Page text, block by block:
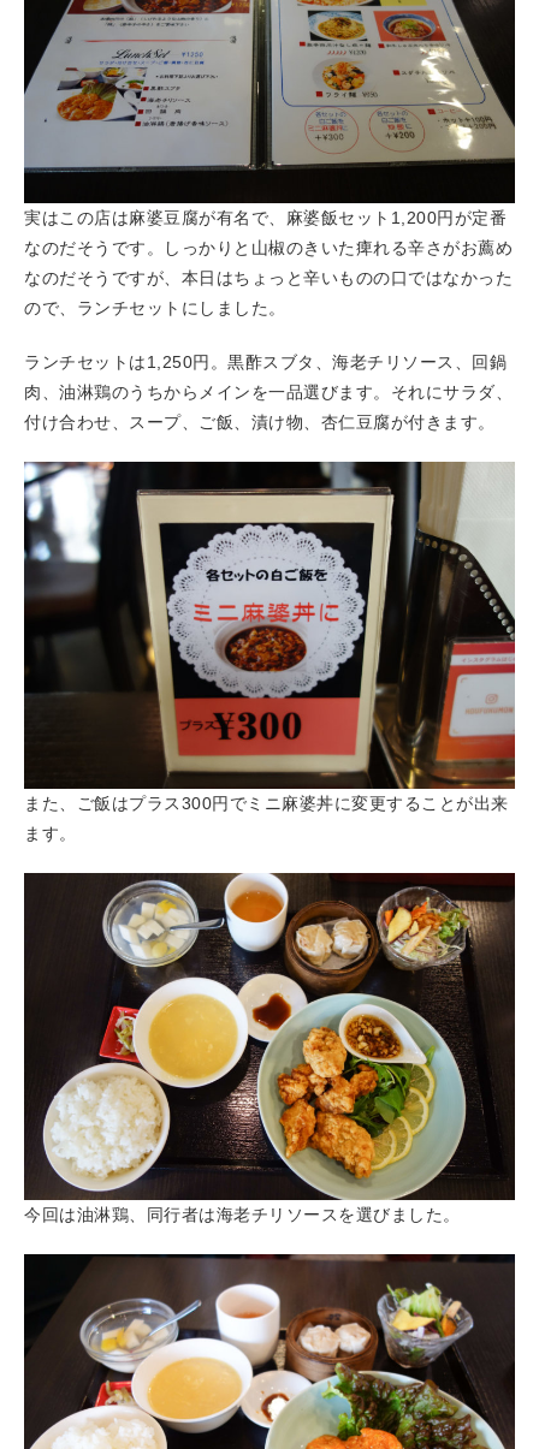
実はこの店は麻婆豆腐が有名で、麻婆飯セット1,200円が定番
なのだそうです。しっかりと山椒のきいた痺れる辛さがお薦め
なのだそうですが、本日はちょっと辛いものの口ではなかった
ので、ランチセットにしました。
ランチセットは1,250円。黒酢スブタ、海老チリソース、回鍋
肉、油淋鶏のうちからメインを一品選びます。それにサラダ、
付け合わせ、スープ、ご飯、漬け物、杏仁豆腐が付きます。
また、ご飯はプラス300円でミニ麻婆丼に変更することが出来
ます。
今回は油淋鶏、同行者は海老チリソースを選びました。